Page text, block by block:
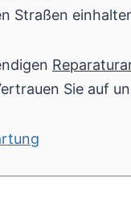
Straßen
Sie auf